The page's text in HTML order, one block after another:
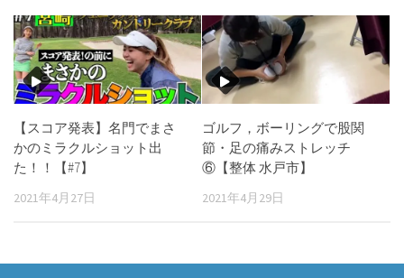
【スコア発表】名門でまさ
かのミラクルショット出
た！！【#7】
2021年4月27日
ゴルフ，ボーリングで股関
節・足の痛みストレッチ
⑥【整体 水戸市】
2021年4月29日